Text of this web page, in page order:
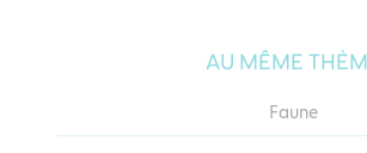
AU MÊME
Faune